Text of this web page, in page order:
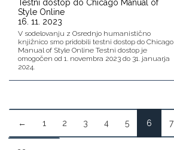
Testni dostop do Chicago Manual of
Style Online
16. 11. 2023
V sodelovanju z Osrednjo humanistično
knjižnico smo pridobili testni dostop do Chicago
Manual of Style Online Testni dostop je
omogočen od 1. novembra 2023 do 31. januarja
2024.
← 1 2 3 4 5 6 7